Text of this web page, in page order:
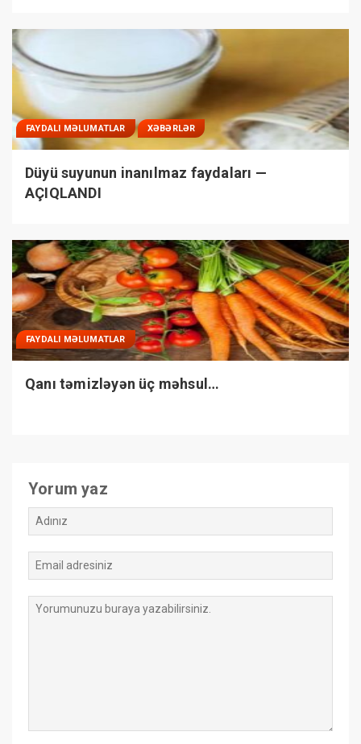
FAYDALI MƏLUMATLAR XƏBƏRLƏR
Düyü suyunun inanılmaz faydaları —
AÇIQLANDI
FAYDALI MƏLUMATLAR
Qanı təmizləyən üç məhsul…
Yorum yaz